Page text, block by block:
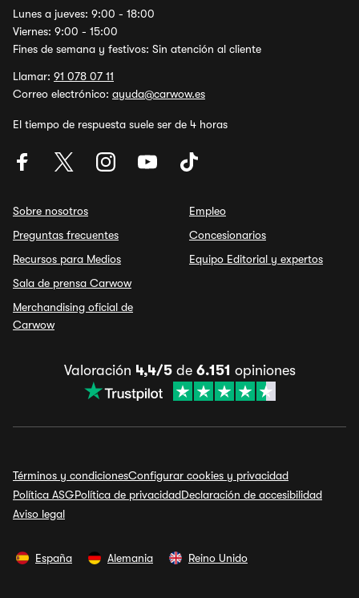
Lunes a jueves: 9:00 - 18:00
Viernes: 9:00 - 15:00
Fines de semana y festivos: Sin atención al cliente
Llamar: 91 078 07 11
Correo electrónico: ayuda@carwow.es
El tiempo de respuesta suele ser de 4 horas
Sobre nosotros
Preguntas frecuentes
Recursos para Medios
Sala de prensa Carwow
Merchandising oficial de
Carwow
Empleo
Concesionarios
Equipo Editorial y expertos
Valoración 4,4/5de 6.151 opiniones
Términos y condicionesConfigurar cookies y privacidad
Política ASGPolítica de privacidadDeclaración de accesibilidad
Aviso legal
España Alemania Reino Unido